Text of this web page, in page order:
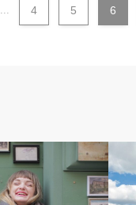
... 4 5 6